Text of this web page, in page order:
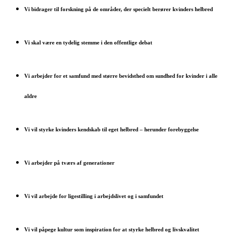
Vi bidrager til forskning på de områder, der specielt berører kvinders helbred
Vi skal være en tydelig stemme i den offentlige debat
Vi arbejder for et samfund med større bevidsthed om sundhed for kvinder i alle
aldre
Vi vil styrke kvinders kendskab til eget helbred – herunder forebyggelse
Vi arbejder på tværs af generationer
Vi vil arbejde for ligestilling i arbejdslivet og i samfundet
Vi vil påpege kultur som inspiration for at styrke helbred og livskvalitet